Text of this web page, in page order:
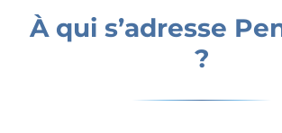
À qui s’adresse
?